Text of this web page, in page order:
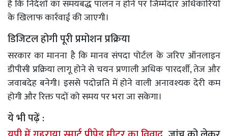
है कि निर्देशों का समयबद्ध पालन न होने पर जिम्मेदार अधिकारियों
के खिलाफ कार्रवाई की जाएगी।
डिजिटल होगी पूरी प्रमोशन प्रक्रिया
सरकार का मानना है कि मानव संपदा पोर्टल के जरिए ऑनलाइन
डीपीसी प्रक्रिया लागू होने से चयन प्रणाली अधिक पारदर्शी, तेज और
जवाबदेह बनेगी। इससे पदोन्नति में होने वाली अनावश्यक देरी कम
होगी और रिक्त पदों को समय पर भरा जा सकेगा।
ये भी पढ़ें :